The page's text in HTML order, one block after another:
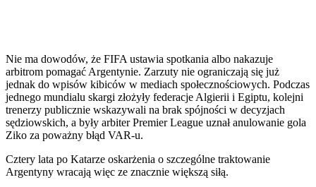
Nie ma dowodów, że FIFA ustawia spotkania albo nakazuje
arbitrom pomagać Argentynie. Zarzuty nie ograniczają się już
jednak do wpisów kibiców w mediach społecznościowych. Podczas
jednego mundialu skargi złożyły federacje Algierii i Egiptu, kolejni
trenerzy publicznie wskazywali na brak spójności w decyzjach
sędziowskich, a były arbiter Premier League uznał anulowanie gola
Ziko za poważny błąd VAR-u.
Cztery lata po Katarze oskarżenia o szczególne traktowanie
Argentyny wracają więc ze znacznie większą siłą.